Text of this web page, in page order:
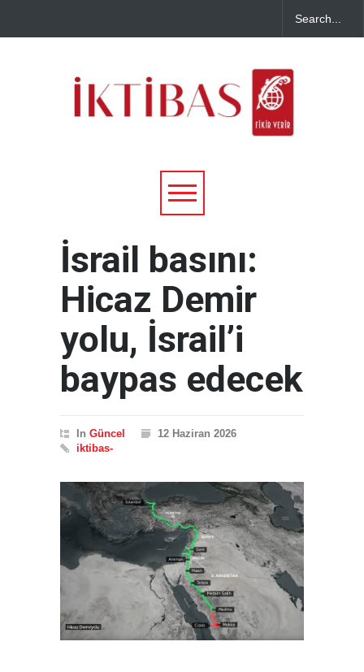
İsrail basını:
Hicaz Demir
yolu, İsrail’i
baypas edecek
In Güncel
12 Haziran 2026
iktibas-